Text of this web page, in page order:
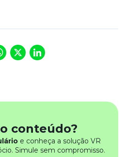
WhatsApp
X
o conteúdo?
e conheça a solução VR
Simule sem compromisso.